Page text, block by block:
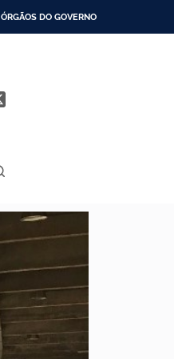
ÓRGÃOS DO GOVERNO